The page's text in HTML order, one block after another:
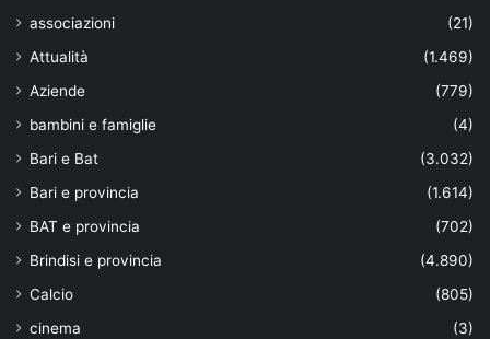
associazioni
(21)
Attualità
(1.469)
Aziende
(779)
bambini e famiglie
(4)
Bari e Bat
(3.032)
Bari e provincia
(1.614)
BAT e provincia
(702)
Brindisi e provincia
(4.890)
Calcio
(805)
cinema
(3)